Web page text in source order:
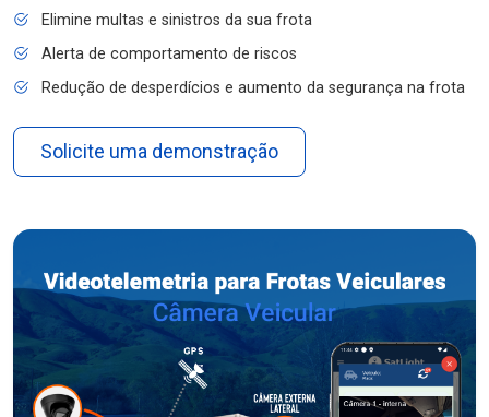
Elimine multas e sinistros da sua frota
Alerta de comportamento de riscos
Redução de desperdícios e aumento da segurança na frota
Solicite uma demonstração